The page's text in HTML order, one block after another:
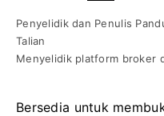
Penyelidik dan Penulis
Talian
Menyelidik platform broker
Bersedia untuk